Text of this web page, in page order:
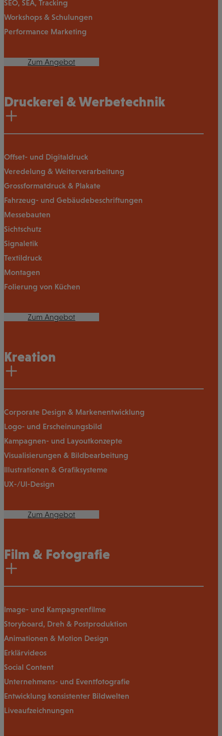
SEO, SEA, Tracking
Workshops & Schulungen
Performance Marketing
Zum Angebot
Druckerei & Werbetechnik
Offset- und Digitaldruck
Veredelung & Weiterverarbeitung
Grossformatdruck & Plakate
Fahrzeug- und Gebäudebeschriftungen
Messebauten
Sichtschutz
Signaletik
Textildruck
Montagen
Folierung von Küchen
Zum Angebot
Kreation
Corporate Design & Markenentwicklung
Logo- und Erscheinungsbild
Kampagnen- und Layoutkonzepte
Visualisierungen & Bildbearbeitung
Illustrationen & Grafiksysteme
UX-/UI-Design
Zum Angebot
Film & Fotografie
Image- und Kampagnenfilme
Storyboard, Dreh & Postproduktion
Animationen & Motion Design
Erklärvideos
Social Content
Unternehmens- und Eventfotografie
Entwicklung konsistenter Bildwelten
Liveaufzeichnungen